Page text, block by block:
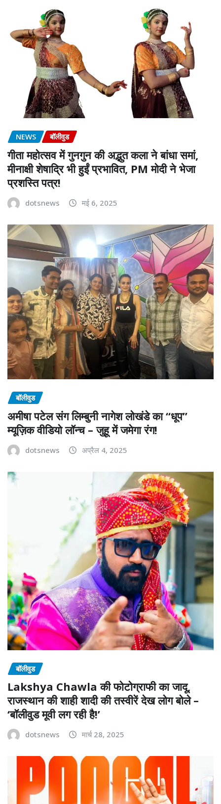
NEWS बॉलीवुड
गीता महोत्सव में गुनगुन की अद्भुत कला ने बांधा समां,
मीनाक्षी शेषाद्रि भी हुईं प्रभावित, PM मोदी ने भेजा
प्रशस्ति पत्र!
dotsnews मई 6, 2025
बॉलीवुड
अमीषा पटेल संग लिम्बुनी नागेश लोखंडे का “धूप”
म्यूज़िक वीडियो लॉन्च – जुहू में जमेगा रंग!
dotsnews अप्रैल 4, 2025
बॉलीवुड
Lakshya Chawla की फोटोग्राफी का जादू,
राजस्थान की शाही शादी की तस्वीरें देख लोग बोले –
‘बॉलीवुड मूवी लग रही है!’
dotsnews मार्च 28, 2025